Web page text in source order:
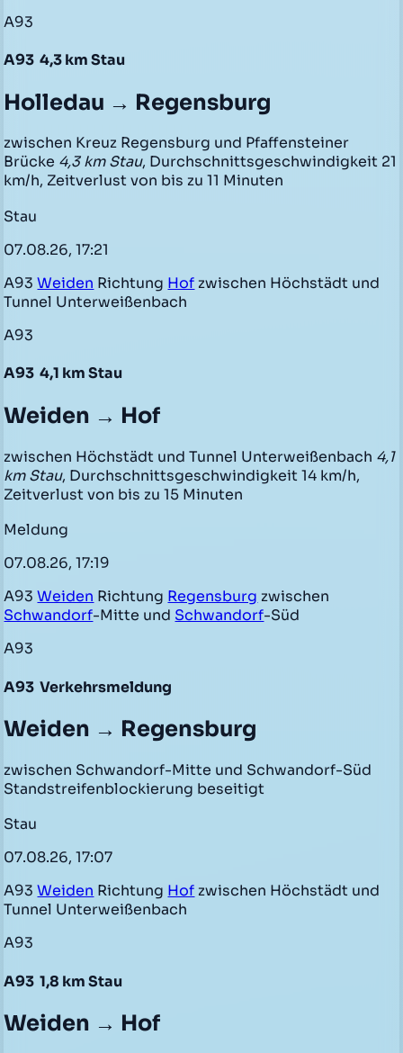
A93
A93 4,3 km Stau
Holledau → Regensburg
zwischen Kreuz Regensburg und Pfaffensteiner
Brücke 4,3 km Stau, Durchschnittsgeschwindigkeit 21
km/h, Zeitverlust von bis zu 11 Minuten
Stau
07.08.26, 17:21
A93Weiden Richtung Hof zwischen Höchstädt und
Tunnel Unterweißenbach
A93
A93 4,1 km Stau
Weiden → Hof
zwischen Höchstädt und Tunnel Unterweißenbach 4,1
km Stau, Durchschnittsgeschwindigkeit 14 km/h,
Zeitverlust von bis zu 15 Minuten
Meldung
07.08.26, 17:19
A93Weiden Richtung Regensburg zwischen
Schwandorf-Mitte und Schwandorf-Süd
A93
A93 Verkehrsmeldung
Weiden → Regensburg
zwischen Schwandorf-Mitte und Schwandorf-Süd
Standstreifenblockierung beseitigt
Stau
07.08.26, 17:07
A93Weiden Richtung Hof zwischen Höchstädt und
Tunnel Unterweißenbach
A93
A93 1,8 km Stau
Weiden → Hof